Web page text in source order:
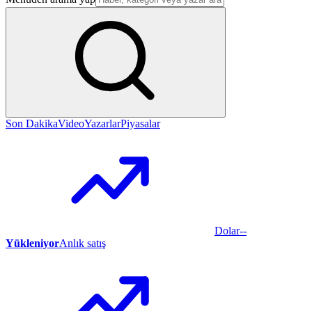
Son DakikaVideoYazarlarPiyasalar
Dolar--
YükleniyorAnlık satış